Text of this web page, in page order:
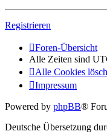
Registrieren
Foren-Übersicht
Alle Zeiten sind
Alle Cookies
Impressum
Powered by phpBB®
Deutsche Übersetzung